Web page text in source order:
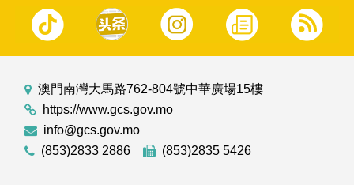
澳門南灣大馬路762-804號中華廣場15樓
https://www.gcs.gov.mo
info@gcs.gov.mo
(853)2833 2886
(853)2835 5426